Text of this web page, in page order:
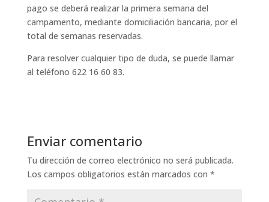
pago se deberá realizar la primera semana del
campamento, mediante domiciliación bancaria, por el
total de semanas reservadas.
Para resolver cualquier tipo de duda, se puede llamar
al teléfono 622 16 60 83.
Enviar comentario
Tu dirección de correo electrónico no será publicada.
Los campos obligatorios están marcados con *